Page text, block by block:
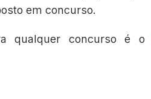
em concurso.
qualquer concurso é o